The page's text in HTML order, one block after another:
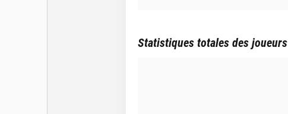
Statistiques totales des joueurs